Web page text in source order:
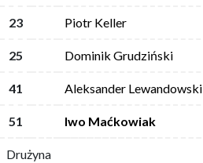
23 Piotr Keller
25 Dominik Grudziński
41 Aleksander Lewandowski
51 Iwo Maćkowiak
Drużyna
23 Piotr Keller
25 Dominik Grudziński
41 Aleksander Lewandowski
51 Iwo Maćkowiak
Drużyna